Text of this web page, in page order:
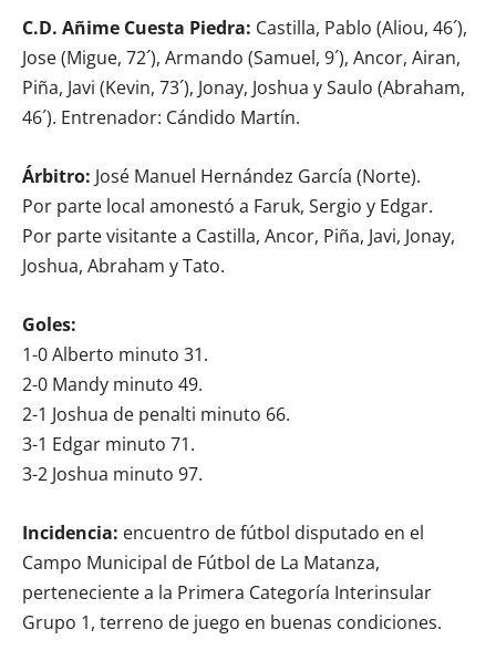
C.D. Añime Cuesta Piedra: Castilla, Pablo (Aliou, 46´),
Jose (Migue, 72´), Armando (Samuel, 9´), Ancor, Airan,
Piña, Javi (Kevin, 73´), Jonay, Joshua y Saulo (Abraham,
46´). Entrenador: Cándido Martín.
Árbitro: José Manuel Hernández García (Norte).
Por parte local amonestó a Faruk, Sergio y Edgar.
Por parte visitante a Castilla, Ancor, Piña, Javi, Jonay,
Joshua, Abraham y Tato.
Goles:
1-0 Alberto minuto 31.
2-0 Mandy minuto 49.
2-1 Joshua de penalti minuto 66.
3-1 Edgar minuto 71.
3-2 Joshua minuto 97.
Incidencia: encuentro de fútbol disputado en el
Campo Municipal de Fútbol de La Matanza,
perteneciente a la Primera Categoría Interinsular
Grupo 1, terreno de juego en buenas condiciones.